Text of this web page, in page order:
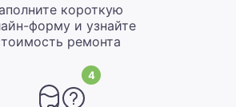
короткую
форму и узнайте
ремонта
4